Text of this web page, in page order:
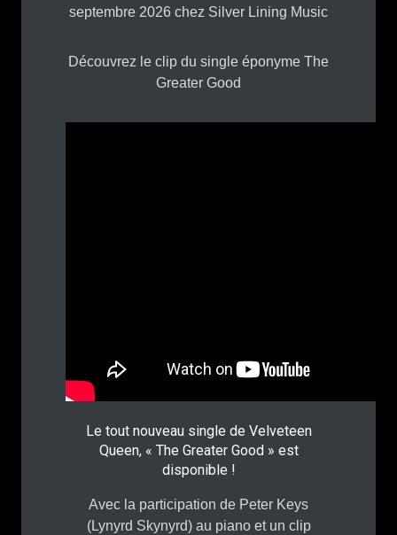
septembre 2026 chez Silver Lining Music
Découvrez le clip du single éponyme The
Greater Good
Le tout nouveau single de Velveteen
Queen, « The Greater Good » est
disponible !
Avec la participation de Peter Keys
(Lynyrd Skynyrd) au piano et un clip